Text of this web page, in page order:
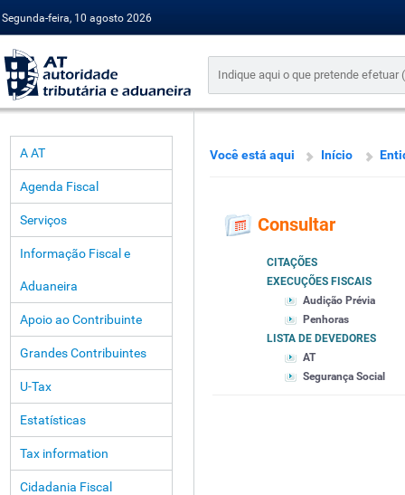
Segunda-feira, 10 agosto 2026
A AT
Agenda Fiscal
Serviços
Informação Fiscal e
Aduaneira
Apoio ao Contribuinte
Grandes Contribuintes
U-Tax
Estatísticas
Tax information
Cidadania Fiscal
Você está aqui Início
Consultar
CITAÇÕES
EXECUÇÕES FISCAIS
Audição Prévia
Penhoras
LISTA DE DEVEDORES
AT
Segurança Social